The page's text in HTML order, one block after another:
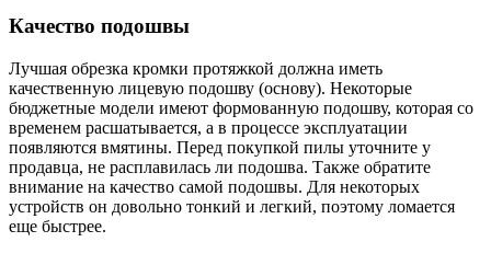
Качество подошвы
Лучшая обрезка кромки протяжкой должна иметь
качественную лицевую подошву (основу). Некоторые
бюджетные модели имеют формованную подошву, которая со
временем расшатывается, а в процессе эксплуатации
появляются вмятины. Перед покупкой пилы уточните у
продавца, не расплавилась ли подошва. Также обратите
внимание на качество самой подошвы. Для некоторых
устройств он довольно тонкий и легкий, поэтому ломается
еще быстрее.